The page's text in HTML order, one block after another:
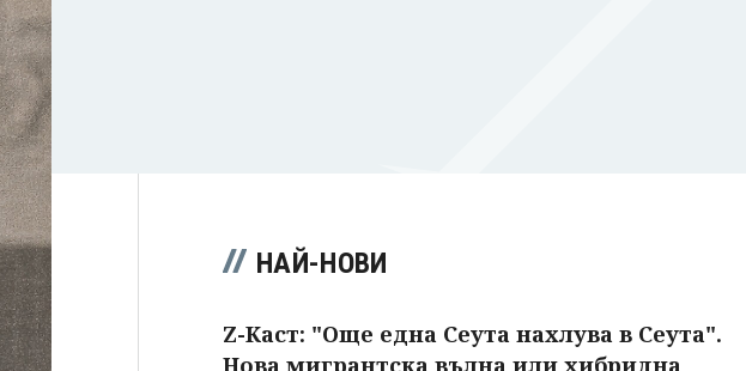
НАЙ-НОВИ
Z-Каст: "Още една Сеута нахлува в Сеута".
Нова мигрантска вълна или хибридна